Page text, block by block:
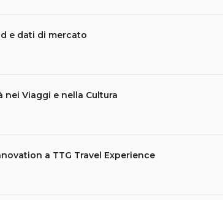
e dati di mercato
Viaggi e nella Cultura
a TTG Travel Experience